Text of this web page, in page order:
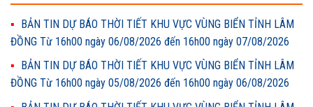
BẢN TIN DỰ BÁO THỜI TIẾT KHU VỰC VÙNG BIỂN TỈNH LÂM
ĐỒNG Từ 16h00 ngày 06/08/2026 đến 16h00 ngày 07/08/2026
BẢN TIN DỰ BÁO THỜI TIẾT KHU VỰC VÙNG BIỂN TỈNH LÂM
ĐỒNG Từ 16h00 ngày 05/08/2026 đến 16h00 ngày 06/08/2026